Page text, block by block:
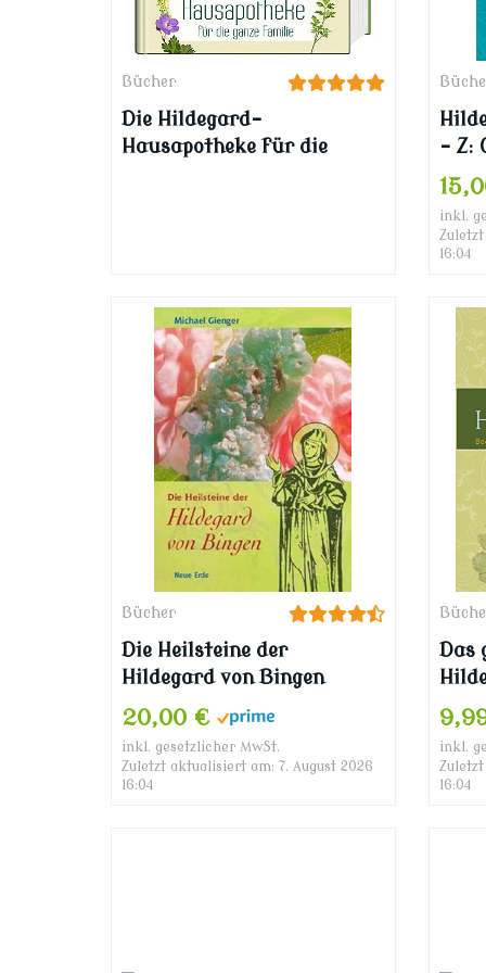
Bücher
Die Hildegard-
Hausapotheke für die
– Z:
Fuß
inkl.
16:04
Bücher
Die Heilsteine der
Hildegard von Bingen
20,00 €
inkl. gesetzlicher MwSt.
Zuletzt aktualisiert am: 7. August 2026
16:04
Das
inkl.
16:04